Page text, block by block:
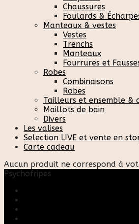
Chaussures
Foulards &
Manteaux & vestes
Vestes
Trenchs
Manteaux
Fourrures et
Robes
Combinaisons
Robes
Tailleurs et ensemble &
Maillots de bain
Divers
Les valises
Selection LIVE et vente en
Carte cadeau
Aucun produit ne correspond à
Psychofripes